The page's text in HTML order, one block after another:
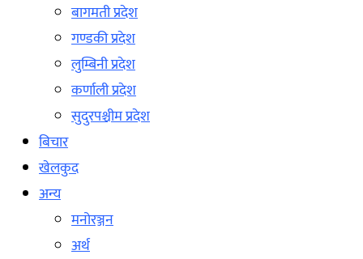
बागमती प्रदेश
गण्डकी प्रदेश
लुम्बिनी प्रदेश
कर्णाली प्रदेश
सुदुरपश्चीम प्रदेश
बिचार
खेलकुद
अन्य
मनोरञ्जन
अर्थ